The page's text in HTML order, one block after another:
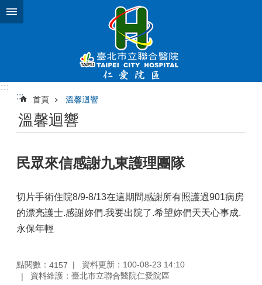
跳到主要內容區塊
:::
:::
首頁 溫馨迴響
溫馨迴響
民眾來信感謝九東護理團隊
切片手術住院8/9-8/13在這期間感謝所有照護過901病房
的漂亮護士.感謝妳們.我要出院了.希望妳們天天心事成.
永保年輕
點閱數： 4157
資料更新：100-08-23 14:10
資料維護：臺北市立聯合醫院仁愛院區